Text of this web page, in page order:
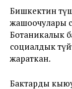
Бишкектин
жашоочулары
Ботаникалык
социалдык
жараткан.
Бактарды